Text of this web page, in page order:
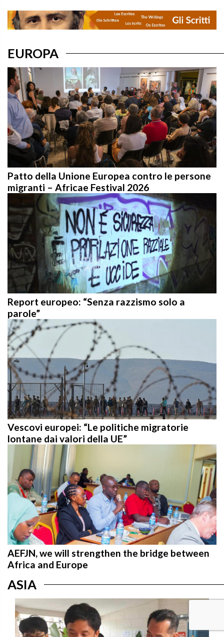
Patto della Unione Europea contro le persone
migranti – Africae Festival 2026
Report europeo: “Senza razzismo solo a
parole”
Vescovi europei: “Le politiche migratorie
lontane dai valori della UE”
AEFJN, we will strengthen the bridge between
Africa and Europe